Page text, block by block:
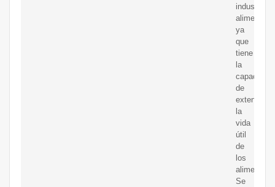
industria
ya
que
tiene
la
capacidad
de
extender
la
vida
útil
de
los
alimentos.
Se